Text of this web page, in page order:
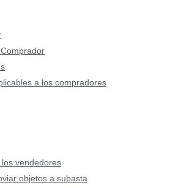
a los compradores
vendedores
objetos a subasta